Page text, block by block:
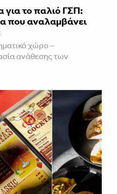
για το παλιό ΓΣΠ:
που αναλαμβάνει
χώρο –
ανάθεσης των